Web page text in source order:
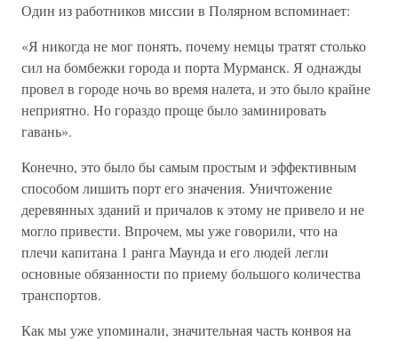
Один из работников миссии в Полярном вспоминает:
«Я никогда не мог понять, почему немцы тратят столько
сил на бомбежки города и порта Мурманск. Я однажды
провел в городе ночь во время налета, и это было крайне
неприятно. Но гораздо проще было заминировать
гавань».
Конечно, это было бы самым простым и эффективным
способом лишить порт его значения. Уничтожение
деревянных зданий и причалов к этому не привело и не
могло привести. Впрочем, мы уже говорили, что на
плечи капитана 1 ранга Маунда и его людей легли
основные обязанности по приему большого количества
транспортов.
Как мы уже упоминали, значительная часть конвоя на